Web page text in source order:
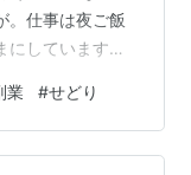
。仕事は夜ご飯
にしています。
ていたので、
夕飯の支度をし
と大体８時辺
業 #せどり